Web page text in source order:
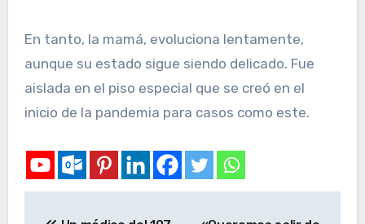
En tanto, la mamá, evoluciona lentamente,
aunque su estado sigue siendo delicado. Fue
aislada en el piso especial que se creó en el
inicio de la pandemia para casos como este.